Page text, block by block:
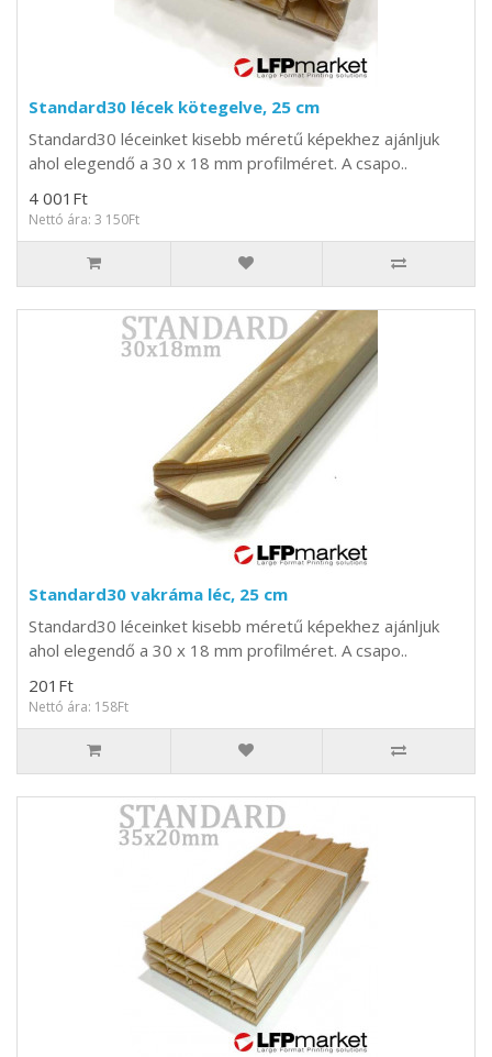
Standard30 lécek kötegelve, 25 cm
Standard30 léceinket kisebb méretű képekhez ajánljuk
ahol elegendő a 30 x 18 mm profilméret. A csapo..
4 001Ft
Nettó ára: 3 150Ft
Standard30 vakráma léc, 25 cm
Standard30 léceinket kisebb méretű képekhez ajánljuk
ahol elegendő a 30 x 18 mm profilméret. A csapo..
201Ft
Nettó ára: 158Ft